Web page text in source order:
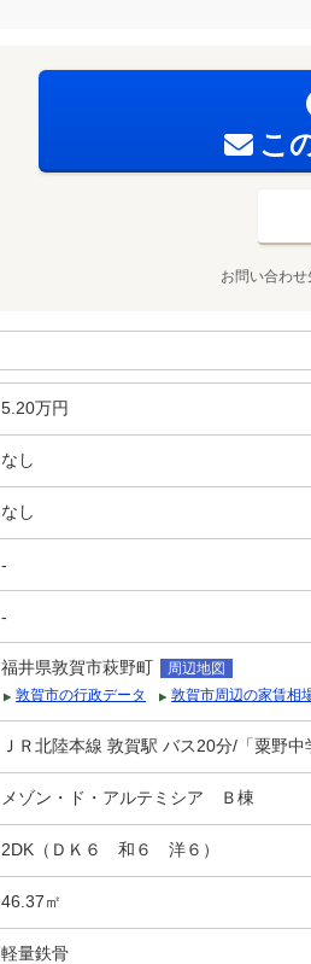
こ
お問い合わせ
5.20万円
なし
なし
-
-
福井県敦賀市萩野町
周辺地図
敦賀市の行政データ
敦賀市周辺の家賃相
ＪＲ北陸本線 敦賀駅 バス20分/「粟野
メゾン・ド・アルテミシア Ｂ棟
2DK（ＤＫ６ 和６ 洋６）
46.37㎡
軽量鉄骨